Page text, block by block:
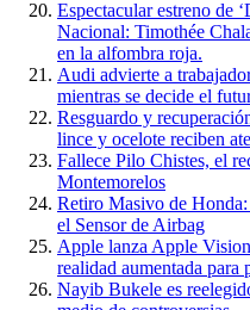
Espectacular estreno de
Nacional: Timothée
en la alfombra roja.
Audi advierte a
mientras se decide el
Resguardo y
lince y ocelote reciben
Fallece Pilo Chistes, el
Montemorelos
Retiro Masivo de
el Sensor de Airbag
Apple lanza Apple
realidad aumentada para
Nayib Bukele es